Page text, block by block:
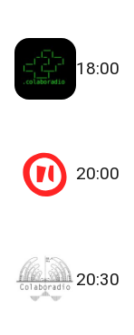
18:00
20:00
20:30